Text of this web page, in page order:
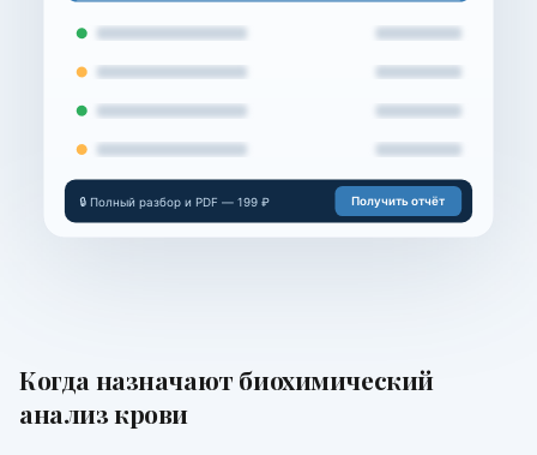
🔒 Полный разбор и PDF — 199 ₽ Получить отчёт
Когда назначают биохимический
анализ крови